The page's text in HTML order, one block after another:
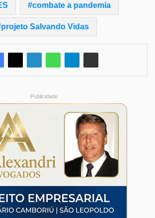
combate a pandemia
projeto Salvando Vidas
Publicidade